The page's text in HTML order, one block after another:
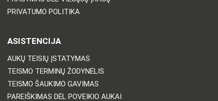
PRIVATUMO POLITIKA
ASISTENCIJA
AUKŲ TEISIŲ ĮSTATYMAS
TEISMO TERMINŲ ŽODYNĖLIS
TEISMO ŠAUKIMO GAVIMAS
PAREIŠKIMAS DĖL POVEIKIO AUKAI